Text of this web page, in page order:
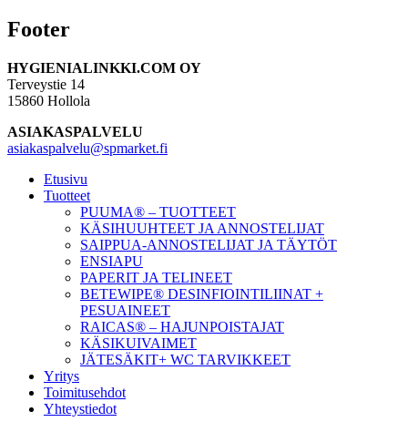
Footer
HYGIENIALINKKI.COM OY
Terveystie 14
15860 Hollola
ASIAKASPALVELU
asiakaspalvelu@spmarket.fi
Etusivu
Tuotteet
PUUMA® – TUOTTEET
KÄSIHUUHTEET JA ANNOSTELIJAT
SAIPPUA-ANNOSTELIJAT JA TÄYTÖT
ENSIAPU
PAPERIT JA TELINEET
BETEWIPE® DESINFIOINTILIINAT +
PESUAINEET
RAICAS® – HAJUNPOISTAJAT
KÄSIKUIVAIMET
JÄTESÄKIT+ WC TARVIKKEET
Yritys
Toimitusehdot
Yhteystiedot